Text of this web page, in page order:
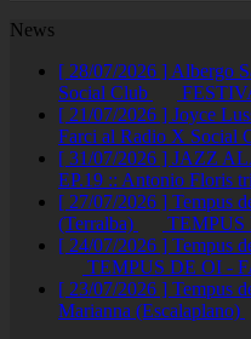
News
[ 28/07/2026 ] Albergo
Social Club
[ 21/07/2026 ] Joyce
Farci al Radio X Social
[ 31/07/2026 ] JAZZ
EP.19 :: Antonio Floris
[ 27/07/2026 ] Tempus
(Terralba)
TEMPUS
[ 24/07/2026 ] Tempus
TEMPUS DE OI -
[ 23/07/2026 ] Tempus
Marianna (Escalaplano)